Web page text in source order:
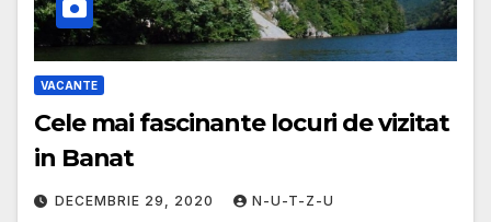
VACANTE
Cele mai fascinante locuri de vizitat
in Banat
DECEMBRIE 29, 2020 N-U-T-Z-U